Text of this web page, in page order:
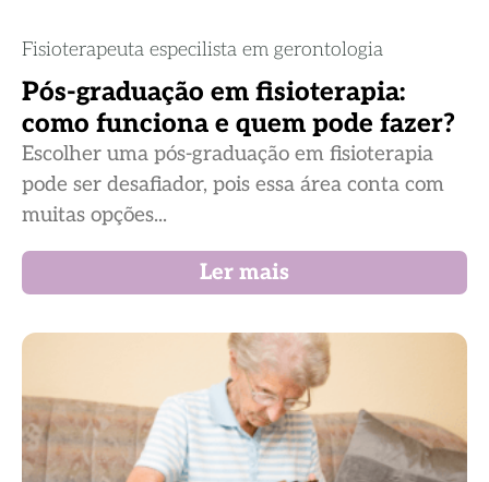
Fisioterapeuta especilista em gerontologia
Pós-graduação em fisioterapia:
como funciona e quem pode fazer?
Escolher uma pós-graduação em fisioterapia
pode ser desafiador, pois essa área conta com
muitas opções...
Ler mais